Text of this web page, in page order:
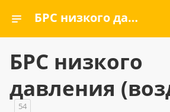
БРС низкого давления (воздух) — ООО «ГИДРАМАКС»
БРС низкого
давления
54